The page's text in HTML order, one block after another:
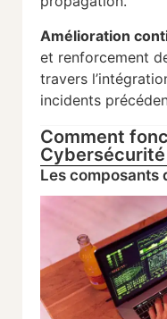
Amélioration
et renforcement
travers
incidents
Comment
Cybersécurité
Les composants